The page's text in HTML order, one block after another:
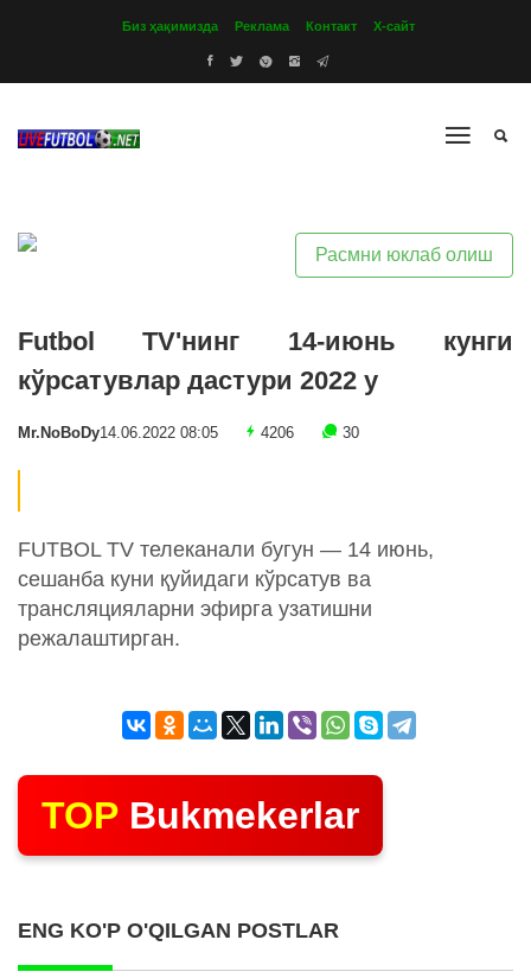
Биз ҳақимизда Реклама Контакт Х-сайт
Расмни юклаб олиш
Futbol TV'нинг 14-июнь кунги
кўрсатувлар дастури 2022 y
Mr.NoBoDy14.06.2022 08:05 4206 30
FUTBOL TV телеканали бугун — 14 июнь,
сешанба куни қуйидаги кўрсатув ва
трансляцияларни эфирга узатишни
режалаштирган.
TOP Bukmekerlar
ENG KO'P O'QILGAN POSTLAR